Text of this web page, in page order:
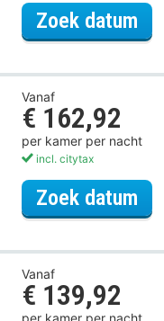
Zoek datum
Vanaf
€ 162,92
per kamer per nacht
incl. citytax
Zoek datum
Vanaf
€ 139,92